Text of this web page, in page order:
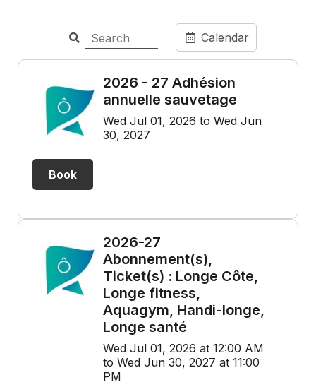
Calendar
2026 - 27 Adhésion
annuelle sauvetage
Wed Jul 01, 2026 to Wed Jun
30, 2027
Book
2026-27
Abonnement(s),
Ticket(s) : Longe Côte,
Longe fitness,
Aquagym, Handi-longe,
Longe santé
Wed Jul 01, 2026 at 12:00 AM
to Wed Jun 30, 2027 at 11:00
PM